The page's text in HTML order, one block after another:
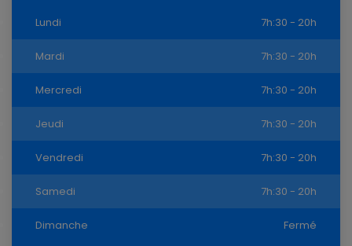
Lundi 7h:30 - 20h
Mardi 7h:30 - 20h
Mercredi 7h:30 - 20h
Jeudi 7h:30 - 20h
Vendredi 7h:30 - 20h
Samedi 7h:30 - 20h
Dimanche Fermé